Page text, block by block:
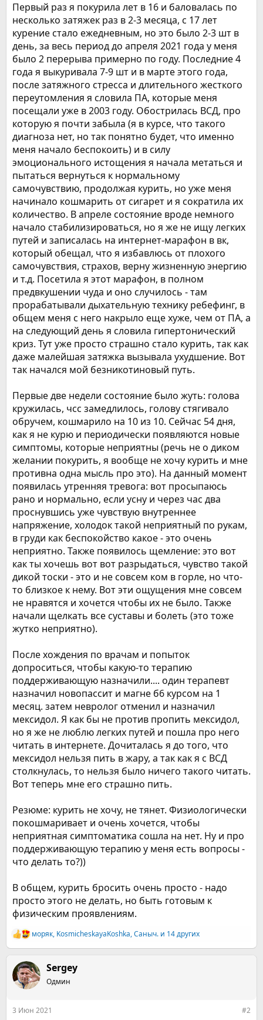
Первый раз я покурила лет в 16 и баловалась по
несколько затяжек раз в 2-3 месяца, с 17 лет
курение стало ежедневным, но это было 2-3 шт в
день, за весь период до апреля 2021 года у меня
было 2 перерыва примерно по году. Последние 4
года я выкуривала 7-9 шт и в марте этого года,
после затяжного стресса и длительного жесткого
переутомления я словила ПА, которые меня
посещали уже в 2003 году. Обострилась ВСД, про
которую я почти забыла (я в курсе, что такого
диагноза нет, но так понятно будет, что именно
меня начало беспокоить) и в силу
эмоционального истощения я начала метаться и
пытаться вернуться к нормальному
самочувствию, продолжая курить, но уже меня
начинало кошмарить от сигарет и я сократила их
количество. В апреле состояние вроде немного
начало стабилизироваться, но я же не ищу легких
путей и записалась на интернет-марафон в вк,
который обещал, что я избавлюсь от плохого
самочувствия, страхов, верну жизненную энергию
и т.д. Посетила я этот марафон, в полном
предвкушении чуда и оно случилось - там
прорабатывали дыхательную технику ребефинг, в
общем меня с него накрыло еще хуже, чем от ПА, а
на следующий день я словила гипертонический
криз. Тут уже просто страшно стало курить, так как
даже малейшая затяжка вызывала ухудшение. Вот
так начался мой безникотиновый путь.
Первые две недели состояние было жуть: голова
кружилась, чсс замедлилось, голову стягивало
обручем, кошмарило на 10 из 10. Сейчас 54 дня,
как я не курю и периодически появляются новые
симптомы, которые неприятны (речь не о диком
желании покурить, я вообще не хочу курить и мне
противна одна мысль про это). На данный момент
появилась утренняя тревога: вот просыпаюсь
рано и нормально, если усну и через час два
проснувшись уже чувствую внутреннее
напряжение, холодок такой неприятный по рукам,
в груди как беспокойство какое - это очень
неприятно. Также появилось щемление: это вот
как ты хочешь вот вот разрыдаться, чувство такой
дикой тоски - это и не совсем ком в горле, но что-
то близкое к нему. Вот эти ощущения мне совсем
не нравятся и хочется чтобы их не было. Также
начали щелкать все суставы и болеть (это тоже
жутко неприятно).
После хождения по врачам и попыток
допроситься, чтобы какую-то терапию
поддерживающую назначили.... один терапевт
назначил новопассит и магне б6 курсом на 1
месяц. затем невролог отменил и назначил
мексидол. Я как бы не против пропить мексидол,
но я же не люблю легких путей и пошла про него
читать в интернете. Дочиталась я до того, что
мексидол нельзя пить в жару, а так как я с ВСД
столкнулась, то нельзя было ничего такого читать.
Вот теперь мне его страшно пить.
Резюме: курить не хочу, не тянет. Физиологически
покошмаривает и очень хочется, чтобы
неприятная симптоматика сошла на нет. Ну и про
поддерживающую терапию у меня есть вопросы -
что делать то?))
В общем, курить бросить очень просто - надо
просто этого не делать, но быть готовым к
физическим проявлениям.
Р
е
к
ц
и
моряк, KosmicheskayaKoshka,Саныч. и 14 других
Sergey
Одмин
3 Июн 2021 #2